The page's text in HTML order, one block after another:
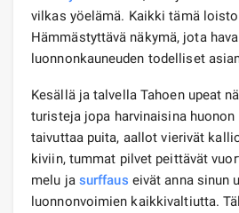
vilkas yöelämä. Kaikki tämä
Hämmästyttävä näkymä, jota
luonnonkauneuden todelliset
Kesällä ja talvella Tahoen upeat
turisteja jopa harvinaisina huonon
taivuttaa puita, aallot vierivät
kiviin, tummat pilvet peittävät
melu ja surffaus eivät anna sinun
luonnonvoimien kaikkivaltiutta.